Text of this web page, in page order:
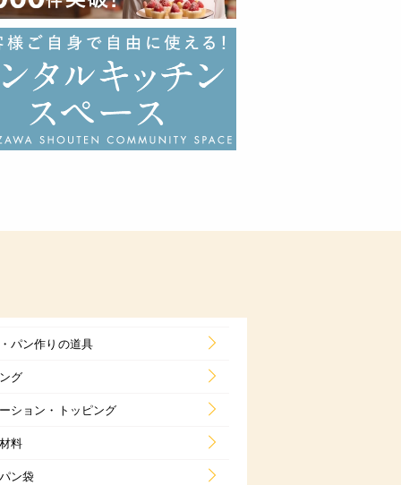
パン作りの道具
グ
ション・トッピング
料
ン袋